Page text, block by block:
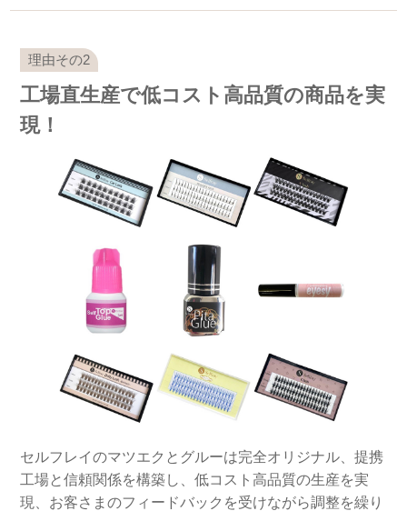
工場直生産で低コスト高品質の商品を実
現！
セルフレイのマツエクとグルーは完全オリジナル、提携
工場と信頼関係を構築し、低コスト高品質の生産を実
現、お客さまのフィードバックを受けながら調整を繰り